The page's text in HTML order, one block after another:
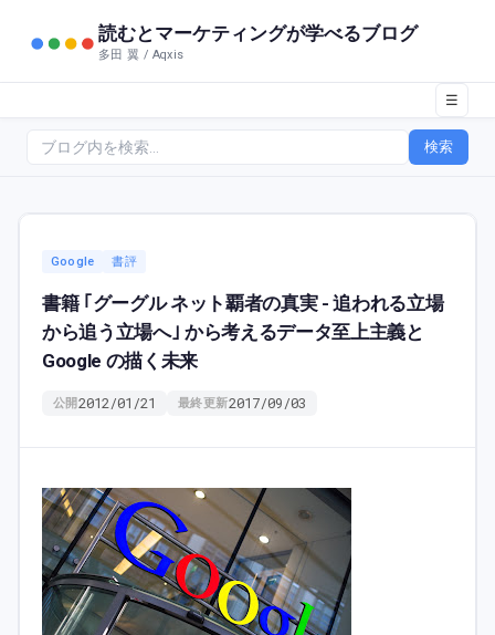
読むとマーケティングが学べるブログ
多田 翼 / Aqxis
☰
検索
Google 書評
書籍 ｢グーグル ネット覇者の真実 - 追われる立場
から追う立場へ｣ から考えるデータ至上主義と
Google の描く未来
公開2012/01/21 最終更新2017/09/03